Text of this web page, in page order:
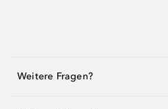
Weitere Fragen?